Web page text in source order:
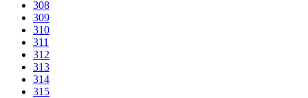
308
309
310
311
312
313
314
315